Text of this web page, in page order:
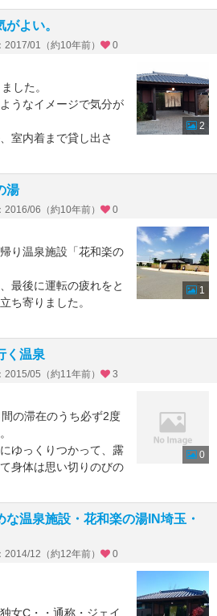
いてリフレッシュでき
よい。
2017/01（約10年前） 0
した。
うなイメージで気分が
室内着まで貸し出さ
がよいと思いました。
2
湯
2016/06（約10年前） 0
り温泉施設「花和楽の
最後に運転の疲れをと
ち寄りました。
、今回はあまり時間に
1
く温泉
2015/05（約11年前） 3
の滞在のうち必ず2度
ゆっくりつかって、露
身体は思い切りのびの
ロウ
0
温泉施設・花和楽の湯IN埼玉・
2014/12（約12年前） 0
女C・・通称・ジェイ